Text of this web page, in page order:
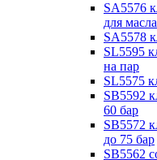
SA5576
для масла
SA5578
SL5595
на пар
SL5575
SB5592
60 бар
SB5572
до 75 бар
SB5562